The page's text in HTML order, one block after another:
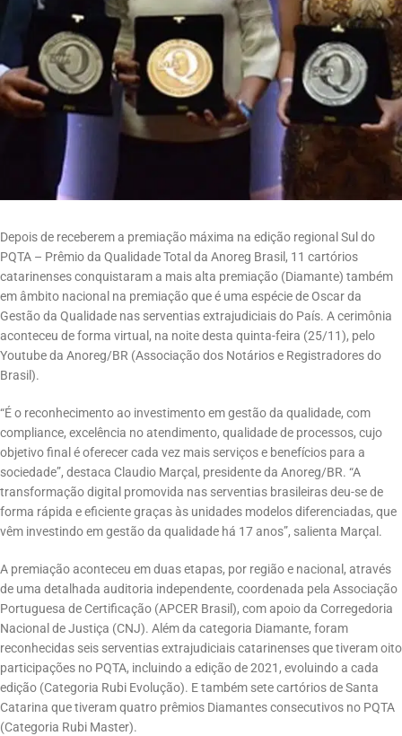
Depois de receberem a premiação máxima na edição regional Sul do
PQTA – Prêmio da Qualidade Total da Anoreg Brasil, 11 cartórios
catarinenses conquistaram a mais alta premiação (Diamante) também
em âmbito nacional na premiação que é uma espécie de Oscar da
Gestão da Qualidade nas serventias extrajudiciais do País. A cerimônia
aconteceu de forma virtual, na noite desta quinta-feira (25/11), pelo
Youtube da Anoreg/BR (Associação dos Notários e Registradores do
Brasil).
“É o reconhecimento ao investimento em gestão da qualidade, com
compliance, excelência no atendimento, qualidade de processos, cujo
objetivo final é oferecer cada vez mais serviços e benefícios para a
sociedade”, destaca Claudio Marçal, presidente da Anoreg/BR. “A
transformação digital promovida nas serventias brasileiras deu-se de
forma rápida e eficiente graças às unidades modelos diferenciadas, que
vêm investindo em gestão da qualidade há 17 anos”, salienta Marçal.
A premiação aconteceu em duas etapas, por região e nacional, através
de uma detalhada auditoria independente, coordenada pela Associação
Portuguesa de Certificação (APCER Brasil), com apoio da Corregedoria
Nacional de Justiça (CNJ). Além da categoria Diamante, foram
reconhecidas seis serventias extrajudiciais catarinenses que tiveram oito
participações no PQTA, incluindo a edição de 2021, evoluindo a cada
edição (Categoria Rubi Evolução). E também sete cartórios de Santa
Catarina que tiveram quatro prêmios Diamantes consecutivos no PQTA
(Categoria Rubi Master).